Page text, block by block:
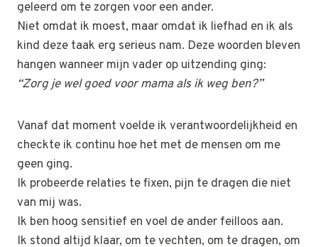
geleerd om te zorgen voor een ander.
Niet omdat ik moest, maar omdat ik liefhad en ik als
kind deze taak erg serieus nam. Deze woorden bleven
hangen wanneer mijn vader op uitzending ging:
“Zorg je wel goed voor mama als ik weg ben?”
Vanaf dat moment voelde ik verantwoordelijkheid en
checkte ik continu hoe het met de mensen om me
geen ging.
Ik probeerde relaties te fixen, pijn te dragen die niet
van mij was.
Ik ben hoog sensitief en voel de ander feilloos aan.
Ik stond altijd klaar, om te vechten, om te dragen, om